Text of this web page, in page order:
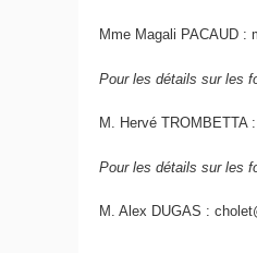
Mme Magali PACAUD :
Pour les détails sur les
M. Hervé TROMBETTA
Pour les détails sur les
M. Alex DUGAS :